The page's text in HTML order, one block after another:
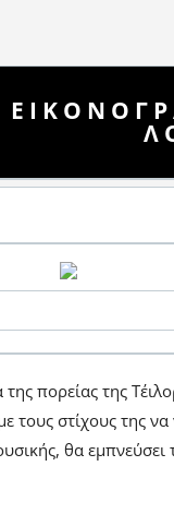
της πορείας της
τους στίχους της να
θα εμπνεύσει